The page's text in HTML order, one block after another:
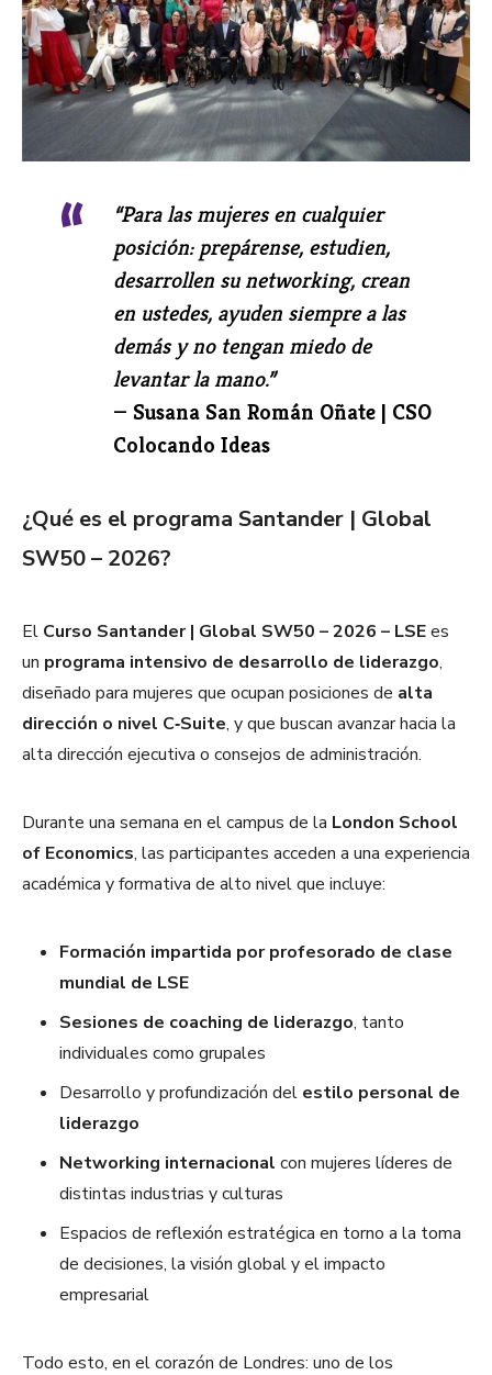
“Para las mujeres en cualquier
posición: prepárense, estudien,
desarrollen su networking, crean
en ustedes, ayuden siempre a las
demás y no tengan miedo de
levantar la mano.”
— Susana San Román Oñate | CSO
Colocando Ideas
¿Qué es el programa Santander | Global
SW50 – 2026?
El Curso Santander | Global SW50 – 2026 – LSEes
un programa intensivo de desarrollo de liderazgo,
diseñado para mujeres que ocupan posiciones de alta
dirección o nivel C‑Suite, y que buscan avanzar hacia la
alta dirección ejecutiva o consejos de administración.
Durante una semana en el campus de la London School
of Economics, las participantes acceden a una experiencia
académica y formativa de alto nivel que incluye:
Formación impartida por profesorado de clase
mundial de LSE
Sesiones de coaching de liderazgo, tanto
individuales como grupales
Desarrollo y profundización del estilo personal de
liderazgo
Networking internacional con mujeres líderes de
distintas industrias y culturas
Espacios de reflexión estratégica en torno a la toma
de decisiones, la visión global y el impacto
empresarial
Todo esto, en el corazón de Londres: uno de los